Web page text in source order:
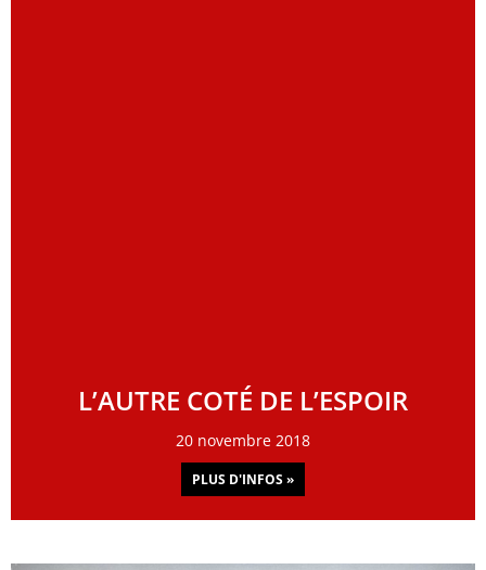
L’AUTRE COTÉ DE L’ESPOIR
20 novembre 2018
PLUS D'INFOS »